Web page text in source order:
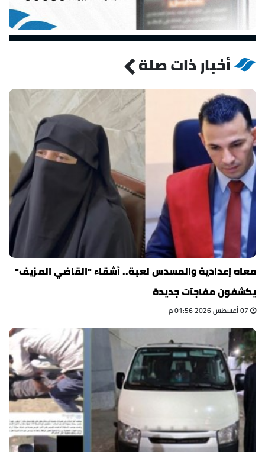
أخبار ذات صلة
معاه إعدادية والمسدس لعبة.. أشقاء "القاضي المزيف"
يكشفون مفاجآت جديدة